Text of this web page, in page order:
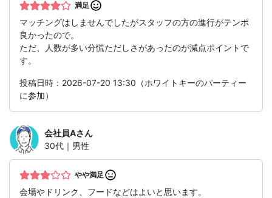
満足
マッチングはしませんでしたがスタッフの方の進行がテンポ
良かったので。
ただ、人数が多い分慌ただしさがあったのが減点ポイントで
す。
投稿日時：2026-07-20 13:30（ホワイトキーのパーティー
に参加）
会社員Aさん
30代｜男性
やや満足
会場やドリンク、フードなどはよいと思います。